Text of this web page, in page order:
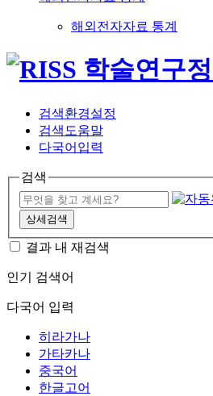
해외전자자료 통계
검색환경설정
검색도움말
다국어입력
검색
상세검색
결과 내 재검색
인기 검색어
다국어 입력
히라가나
가타카나
중국어
한글고어